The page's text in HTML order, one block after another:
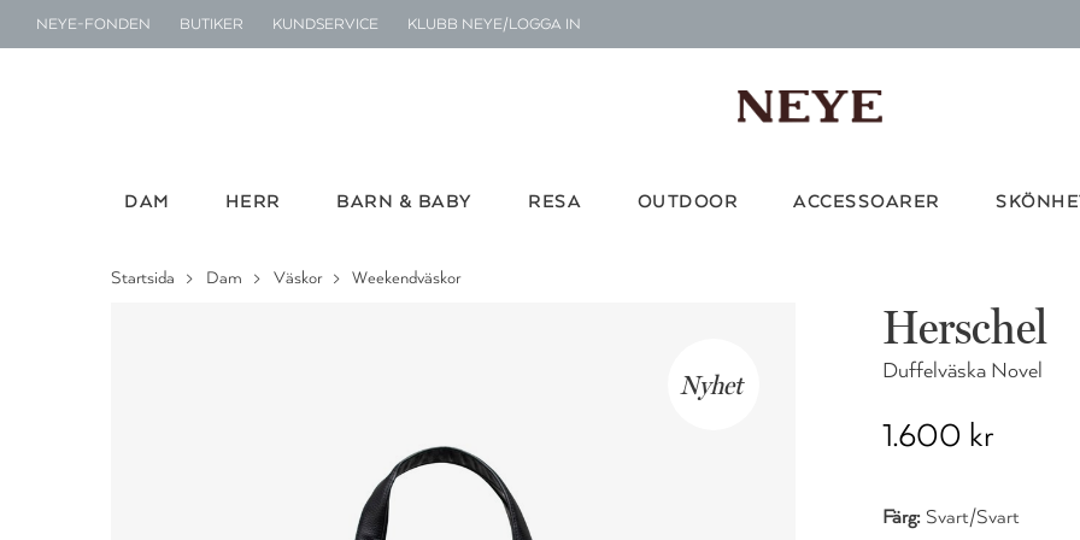
NEYE-FONDEN BUTIKER KUNDSERVICE KLUBB NEYE/LOGGA IN
DAM
HERR BARN & BABY RESA OUTDOOR ACCESSOARER
Startsida Dam Väskor Weekendväskor
Nyhet
Herschel
Duffelväska Novel
1.600 kr
Färg: Svart/Svart